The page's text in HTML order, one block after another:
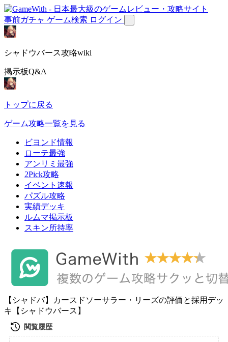
事前ガチャ ゲーム検索 ログイン
シャドウバース攻略wiki
掲示板Q&A
トップに戻る
ゲーム攻略一覧を見る
ビヨンド情報
ローテ最強
アンリミ最強
2Pick攻略
イベント速報
パズル攻略
実績デッキ
ルムマ掲示板
スキン所持率
【シャドバ】カースドソーサラー・リーズの評価と採用デッ
キ【シャドウバース】